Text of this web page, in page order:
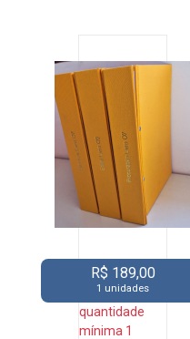
R$ 189,00
1 unidades
quantidade
mínima 1